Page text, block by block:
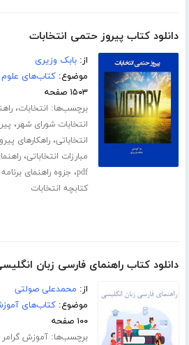
دانلود کتاب پیروز حتمی انتخابات
از:بابک وزیری
موضوع:کتاب‌های علوم
۱۵۰۳ صفحه
برچسب‌ها: انتخابات،
انتخابات شورای شهر،
انتخاباتی،راهکارهای
مبارزات انتخاباتی،
pdf، جزوه راهنمای
کتابچه انتخابات
دانلود کتاب راهنمای فارسی زبان
از: محمدعلی صولتی
موضوع:کتاب‌های
۱۰۰ صفحه
برچسب‌ها:آموزش گرامر